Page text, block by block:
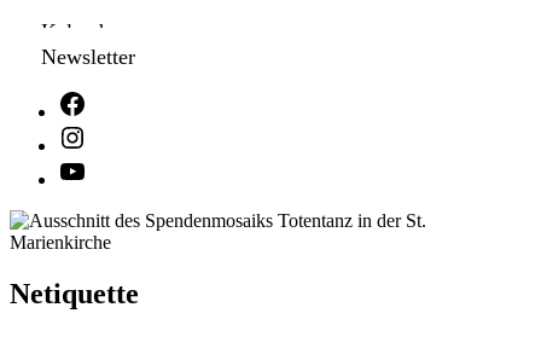
Kalender
Newsletter
Netiquette